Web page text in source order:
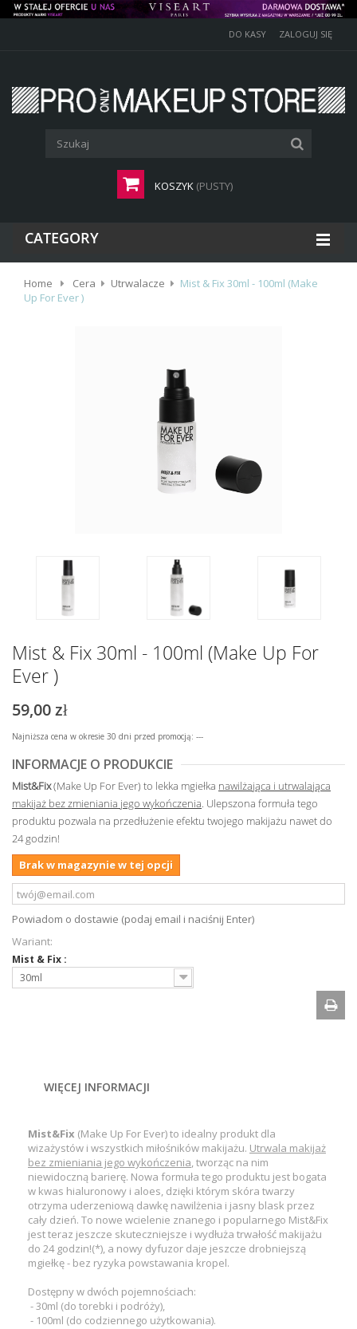
DO KASY ZALOGUJ SIĘ
KOSZYK (PUSTY)
CATEGORY
Home Cera Utrwalacze
Mist & Fix 30ml - 100ml (Make
Up For Ever )
Mist & Fix 30ml - 100ml (Make Up For
Ever )
59,00 zł
Najniższa cena w okresie 30 dni przed promocją: ---
INFORMACJE O PRODUKCIE
Mist&Fix(Make Up For Ever) to lekka mgiełka nawilżająca i utrwalająca
makijaż bez zmieniania jego wykończenia. Ulepszona formuła tego
produktu pozwala na przedłużenie efektu twojego makijażu nawet do
24 godzin!
Brak w magazynie w tej opcji
Powiadom o dostawie (podaj email i naciśnij Enter)
Wariant:
Mist & Fix :
30ml
WIĘCEJ INFORMACJI
Mist&Fix (Make Up For Ever) to idealny produkt dla
wizażystów i wszystkich miłośników makijażu. Utrwala makijaż
bez zmieniania jego wykończenia, tworząc na nim
niewidoczną barierę. Nowa formuła tego produktu jest bogata
w kwas hialuronowy i aloes, dzięki którym skóra twarzy
otrzyma uderzeniową dawkę nawilżenia i jasny blask przez
cały dzień. To nowe wcielenie znanego i popularnego Mist&Fix
jest teraz jeszcze skuteczniejsze i wydłuża trwałość makijażu
do 24 godzin!(*), a nowy dyfuzor daje jeszcze drobniejszą
mgiełkę - bez ryzyka powstawania kropel.
Dostępny w dwóch pojemnościach:
- 30ml (do torebki i podróży),
- 100ml (do codziennego użytkowania).